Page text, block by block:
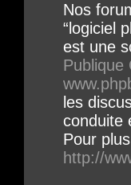
Nos
“logiciel
est une
Publique
les
conduite
Pour
http://